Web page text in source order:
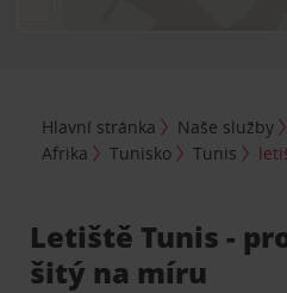
Hlavní stránka Naše služby
Afrika
Tunisko Tunis
Letiště Tunis -
šitý na míru